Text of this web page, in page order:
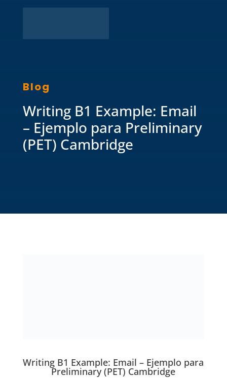
Blog
Writing B1 Example: Email
– Ejemplo para Preliminary
(PET) Cambridge
Writing B1 Example: Email – Ejemplo para
Preliminary (PET) Cambridge